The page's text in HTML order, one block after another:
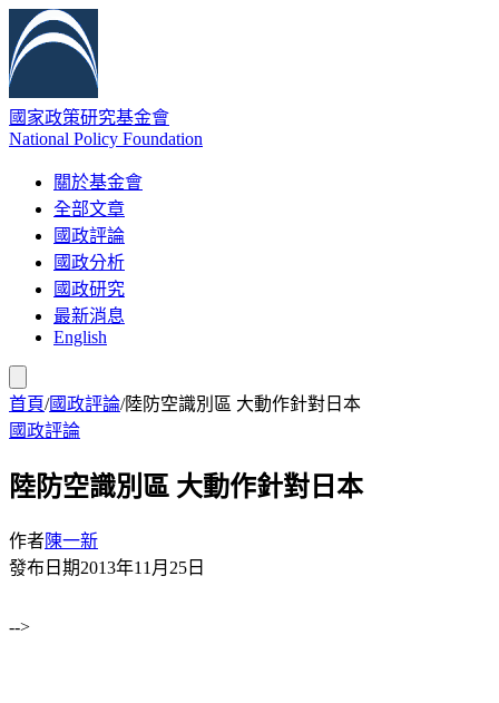
國家政策研究基金會
National Policy Foundation
關於基金會
全部文章
國政評論
國政分析
國政研究
最新消息
English
首頁/國政評論/陸防空識別區 大動作針對日本
國政評論
陸防空識別區 大動作針對日本
作者陳一新
發布日期2013年11月25日
-->